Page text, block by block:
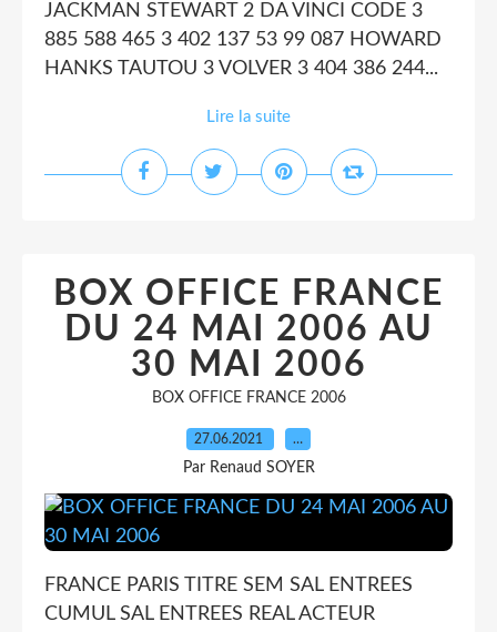
JACKMAN STEWART 2 DA VINCI CODE 3
885 588 465 3 402 137 53 99 087 HOWARD
HANKS TAUTOU 3 VOLVER 3 404 386 244...
Lire la suite
BOX OFFICE FRANCE
DU 24 MAI 2006 AU
30 MAI 2006
BOX OFFICE FRANCE 2006
27.06.2021 …
Par Renaud SOYER
FRANCE PARIS TITRE SEM SAL ENTREES
CUMUL SAL ENTREES REAL ACTEUR